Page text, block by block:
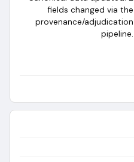
fields changed via the
provenance/adjudication
pipeline.